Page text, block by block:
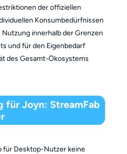
der offiziellen
Konsumbedürfnissen
innerhalb der Grenzen
und für den Eigenbedarf
des Gesamt-Ökosystems
für Joyn: StreamFab
für Desktop-Nutzer keine